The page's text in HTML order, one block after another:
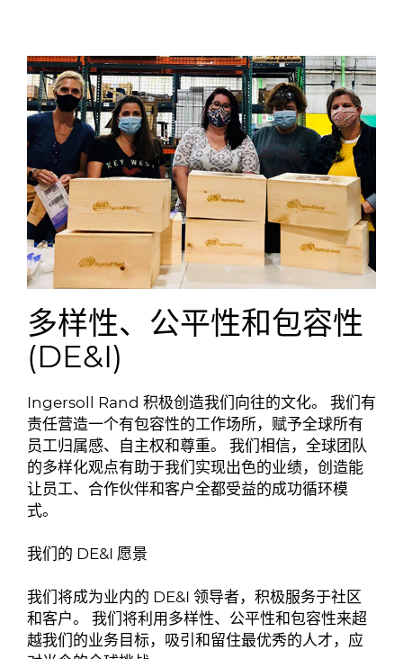
多样性、公平性和包容性
(DE&I)
Ingersoll Rand 积极创造我们向往的文化。 我们有
责任营造一个有包容性的工作场所，赋予全球所有
员工归属感、自主权和尊重。 我们相信，全球团队
的多样化观点有助于我们实现出色的业绩，创造能
让员工、合作伙伴和客户全都受益的成功循环模
式。
我们的 DE&I 愿景
我们将成为业内的 DE&I 领导者，积极服务于社区
和客户。 我们将利用多样性、公平性和包容性来超
越我们的业务目标，吸引和留住最优秀的人才，应